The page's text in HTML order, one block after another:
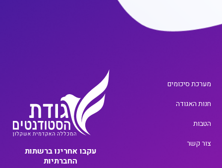
מערכת סיכומים
חנות האגודה
הטבות
צור קשר
עקבו אחרינו ברשתות
החברתיות